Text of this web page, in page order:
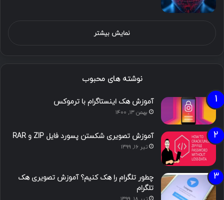
نمایش بیشتر
نوشته های محبوب
آموزش هک اینستاگرام با ترموکس
بهمن ۱۳, ۱۴۰۰
آموزش تصویری شکستن پسورد فایل ZIP و RAR
تیر ۱۶, ۱۳۹۹
چطور تلگرام را هک کنیم؟ آموزش تصویری هک
تلگرام